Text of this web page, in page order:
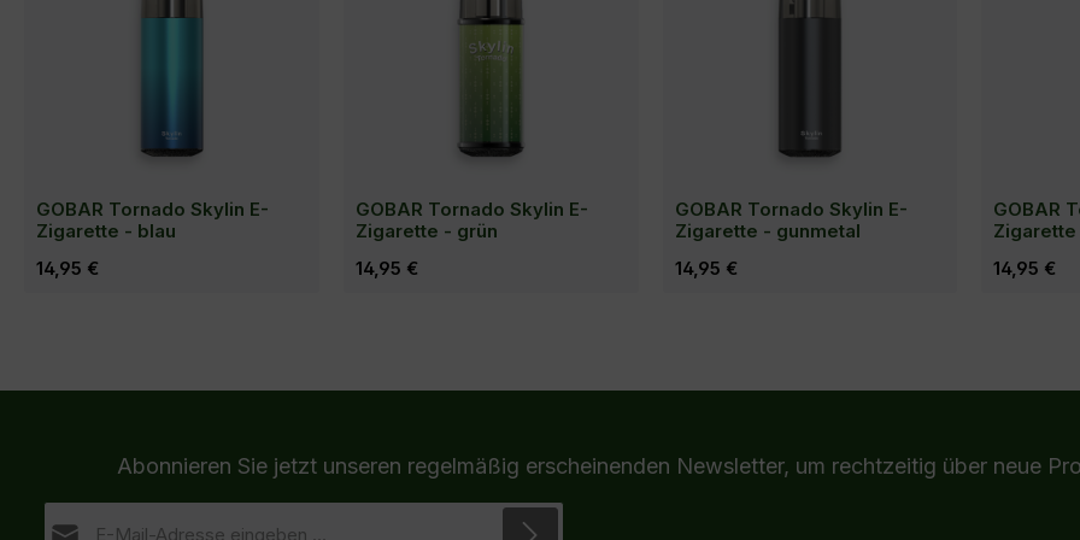
GOBAR Tornado Skylin E-
Zigarette - blau
Regulärer Preis:
14,95 €
GOBAR Tornado Skylin E-
Zigarette - grün
Regulärer Preis:
14,95 €
GOBAR Tornado Skylin E-
Zigarette - gunmetal
Regulärer Preis:
14,95 €
GOBAR
Regulärer
14,95 €
Abonnieren Sie jetzt unseren regelmäßig erscheinenden Newsletter, um rechtzeitig über neue